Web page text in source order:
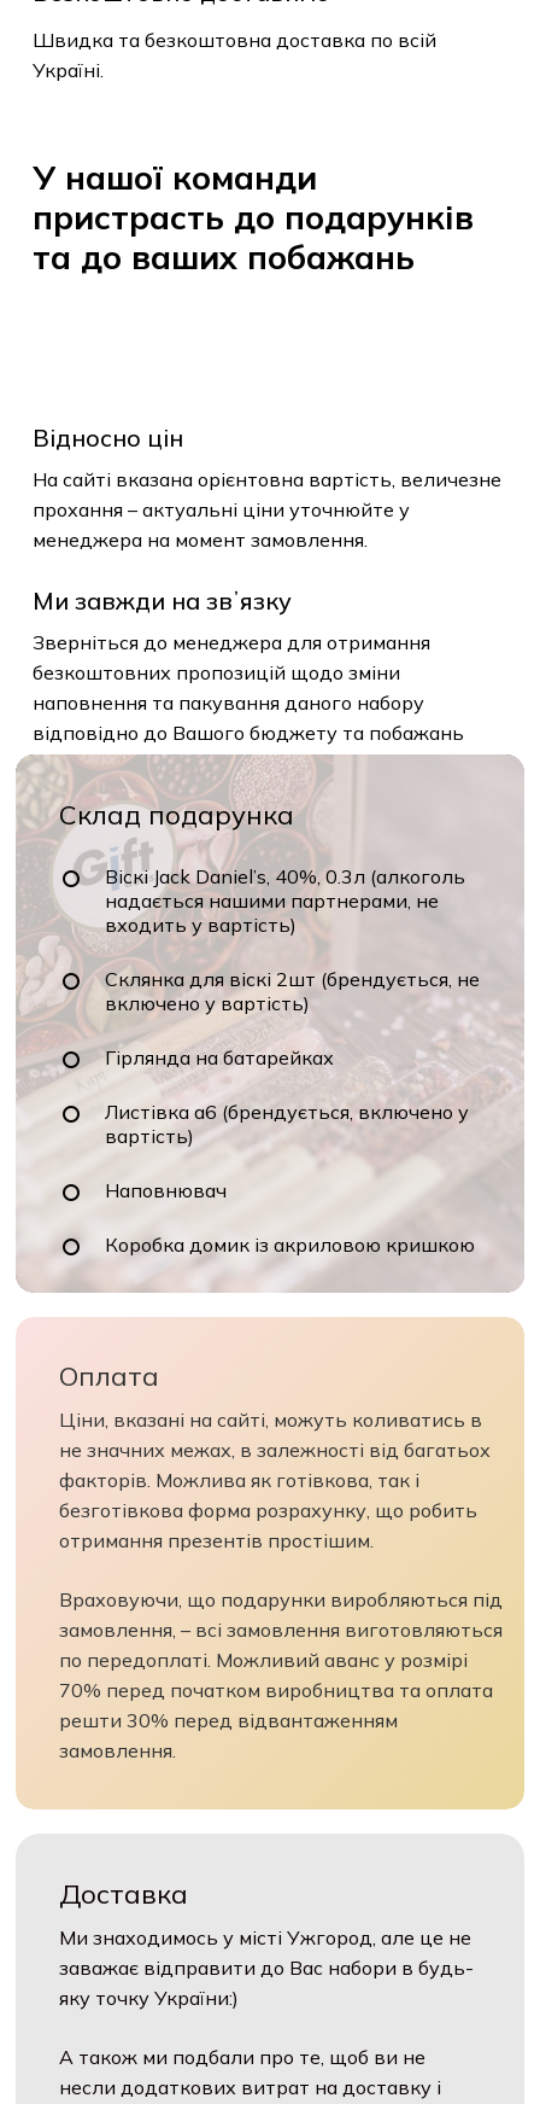
товарів.
Швидка та безкоштовна доставка по всій
Україні.
У нашої команди
пристрасть до подарунків
та до ваших побажань
Відносно цін
На сайті вказана орієнтовна вартість, величезне
прохання – актуальні ціни уточнюйте у
менеджера на момент замовлення.
Ми завжди на звʼязку
Зверніться до менеджера для отримання
безкоштовних пропозицій щодо зміни
наповнення та пакування даного набору
відповідно до Вашого бюджету та побажань
Склад подарунка
Віскі Jack Daniel’s, 40%, 0.3л (алкоголь
надається нашими партнерами, не
входить у вартість)
Склянка для віскі 2шт (брендується, не
включено у вартість)
Гірлянда на батарейках
Листівка а6 (брендується, включено у
вартість)
Наповнювач
Коробка домик із акриловою кришкою
Оплата
Ціни, вказані на сайті, можуть коливатись в
не значних межах, в залежності від багатьох
факторів. Можлива як готівкова, так і
безготівкова форма розрахунку, що робить
отримання презентів простішим.
Враховуючи, що подарунки виробляються під
замовлення, – всі замовлення виготовляються
по передоплаті. Можливий аванс у розмірі
70% перед початком виробництва та оплата
решти 30% перед відвантаженням
замовлення.
Доставка
Ми знаходимось у місті Ужгород, але це не
заважає відправити до Вас набори в будь-
яку точку України:)
А також ми подбали про те, щоб ви не
несли додаткових витрат на доставку і